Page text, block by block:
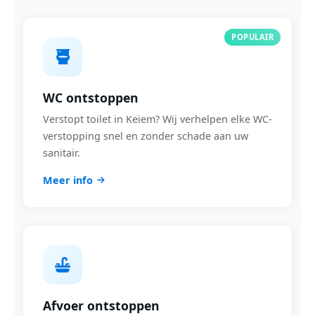
POPULAIR
WC ontstoppen
Verstopt toilet in Keiem? Wij verhelpen elke WC-
verstopping snel en zonder schade aan uw
sanitair.
Meer info
Afvoer ontstoppen